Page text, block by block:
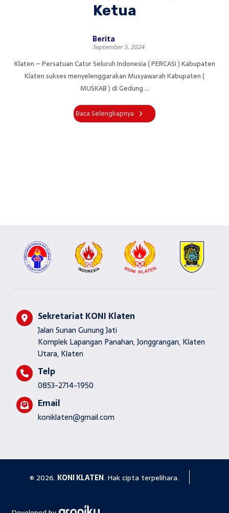
Ketua
Berita
September 5, 2024
Klaten – Persatuan Catur Seluruh Indonesia ( PERCASI ) Kabupaten
Klaten sukses menyelenggarakan Musyawarah Kabupaten (
MUSKAB ) di Gedung ...
Baca Selengkapnya
Sekretariat KONI Klaten
Jalan Sunan Gunung Jati
Komplek Lapangan Panahan, Jonggrangan, Klaten
Utara, Klaten
Telp
0853-2714-1950
Email
koniklaten@gmail.com
© 2026. KONI KLATEN. Hak cipta terpelihara.